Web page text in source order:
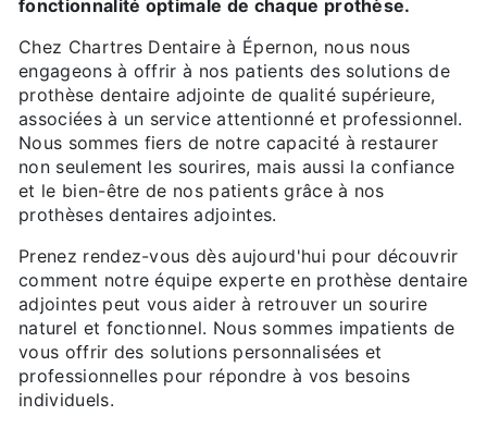
fonctionnalité optimale de chaque prothèse.
Chez Chartres Dentaire à Épernon, nous nous
engageons à offrir à nos patients des solutions de
prothèse dentaire adjointe de qualité supérieure,
associées à un service attentionné et professionnel.
Nous sommes fiers de notre capacité à restaurer
non seulement les sourires, mais aussi la confiance
et le bien-être de nos patients grâce à nos
prothèses dentaires adjointes.
Prenez rendez-vous dès aujourd'hui pour découvrir
comment notre équipe experte en prothèse dentaire
adjointes peut vous aider à retrouver un sourire
naturel et fonctionnel. Nous sommes impatients de
vous offrir des solutions personnalisées et
professionnelles pour répondre à vos besoins
individuels.